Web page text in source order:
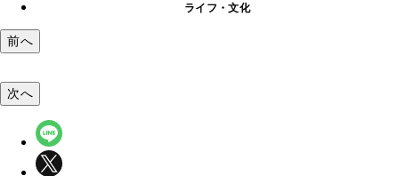
ライフ・文化
前へ
次へ